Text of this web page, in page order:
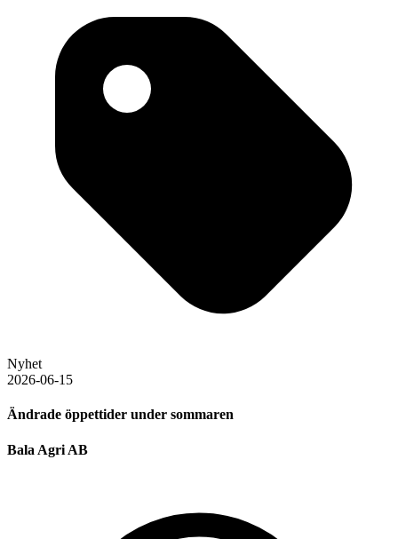
Nyhet
2026-06-15
Ändrade öppettider under sommaren
Bala Agri AB